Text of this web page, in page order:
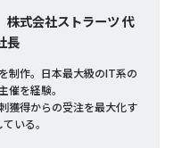
式会社ストラーツ 代
長
制作。日本最大級のIT系の
催を経験。
獲得からの受注を最大化す
いる。